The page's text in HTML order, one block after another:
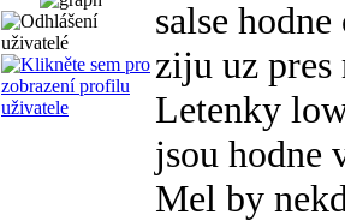
salse
ziju uz
Letenky
jsou hodne
Mel by